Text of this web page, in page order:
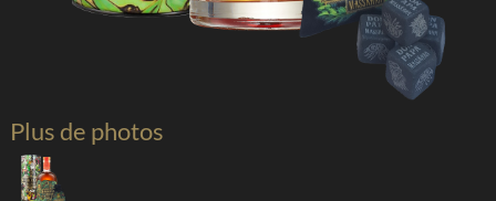
Plus de photos